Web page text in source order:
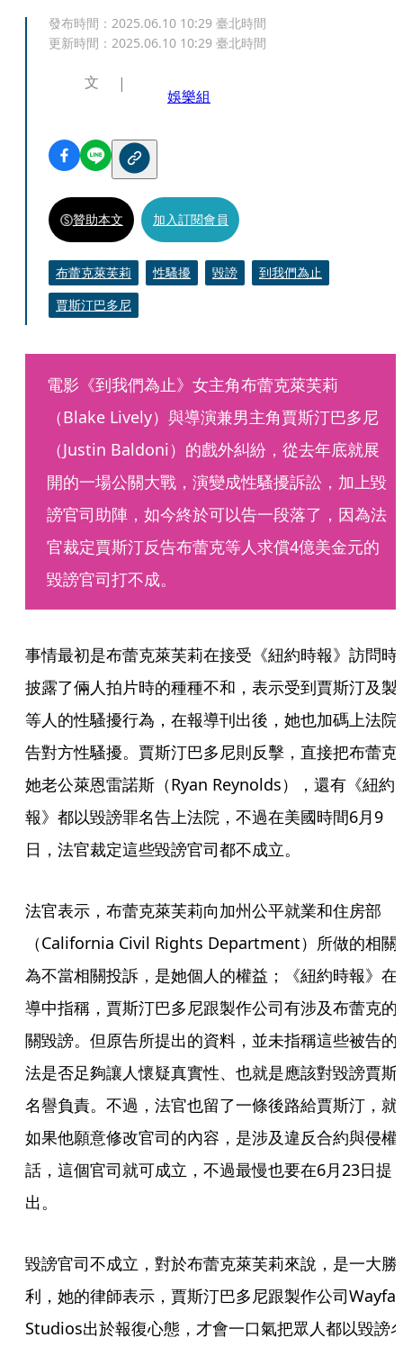
發布時間： 2025.06.10 10:29 臺北時間
更新時間： 2025.06.10 10:29 臺北時間
文
娛樂組
贊助本文 加入訂閱會員
布蕾克萊芙莉 性騷擾 毀謗
到我們為止
賈斯汀巴多尼
電影《到我們為止》女主角布蕾克萊芙莉
（Blake Lively）與導演兼男主角賈斯汀巴多尼
（Justin Baldoni）的戲外糾紛，從去年底就展
開的一場公關大戰，演變成性騷擾訴訟，加上毀
謗官司助陣，如今終於可以告一段落了，因為法
官裁定賈斯汀反告布蕾克等人求償4億美金元的
毀謗官司打不成。
事情最初是布蕾克萊芙莉在接受《紐約時報》訪問時
披露了倆人拍片時的種種不和，表示受到賈斯汀及製
等人的性騷擾行為，在報導刊出後，她也加碼上法院
告對方性騷擾。賈斯汀巴多尼則反擊，直接把布蕾克
她老公萊恩雷諾斯（Ryan Reynolds），還有《紐約
報》都以毀謗罪名告上法院，不過在美國時間6月9
日，法官裁定這些毀謗官司都不成立。
法官表示，布蕾克萊芙莉向加州公平就業和住房部
（California Civil Rights Department）所做的相關
為不當相關投訴，是她個人的權益；《紐約時報》在
導中指稱，賈斯汀巴多尼跟製作公司有涉及布蕾克的
關毀謗。但原告所提出的資料，並未指稱這些被告的
法是否足夠讓人懷疑真實性、也就是應該對毀謗賈斯
名譽負責。不過，法官也留了一條後路給賈斯汀，就
如果他願意修改官司的內容，是涉及違反合約與侵權
話，這個官司就可成立，不過最慢也要在6月23日提
出。
毀謗官司不成立，對於布蕾克萊芙莉來說，是一大勝
利，她的律師表示，賈斯汀巴多尼跟製作公司
Studios出於報復心態，才會一口氣把眾人都以毀謗